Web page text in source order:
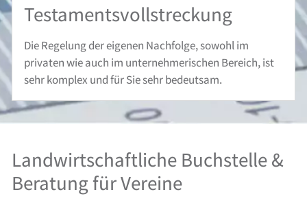
Testaments­vollstreckung
Die Regelung der eigenen Nachfolge, sowohl im
privaten wie auch im unternehmerischen Bereich, ist
sehr komplex und für Sie sehr bedeutsam.
Landwirtschaftliche Buchstelle &
Beratung für Vereine